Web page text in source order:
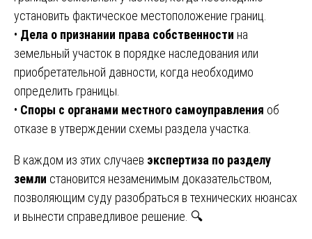
установить фактическое местоположение границ.
• Дела о признании права собственности на
земельный участок в порядке наследования или
приобретательной давности, когда необходимо
определить границы.
• Споры с органами местного самоуправления об
отказе в утверждении схемы раздела участка.
В каждом из этих случаев экспертиза по разделу
земли становится незаменимым доказательством,
позволяющим суду разобраться в технических нюансах
и вынести справедливое решение. 🔍